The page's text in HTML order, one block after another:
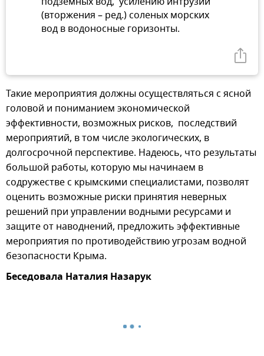
(вторжения – ред.) соленых морских
вод в водоносные горизонты.
Такие мероприятия должны осуществляться с ясной
головой и пониманием экономической
эффективности, возможных рисков, последствий
мероприятий, в том числе экологических, в
долгосрочной перспективе. Надеюсь, что результаты
большой работы, которую мы начинаем в
содружестве с крымскими специалистами, позволят
оценить возможные риски принятия неверных
решений при управлении водными ресурсами и
защите от наводнений, предложить эффективные
мероприятия по противодействию угрозам водной
безопасности Крыма.
Беседовала Наталия Назарук